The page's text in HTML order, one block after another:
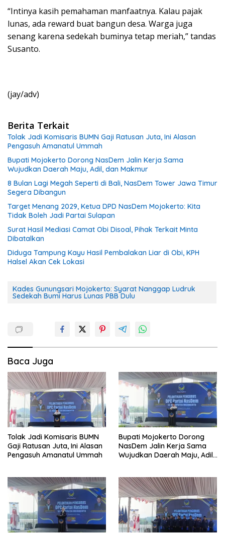
“Intinya kasih pemahaman manfaatnya. Kalau pajak
lunas, ada reward buat bangun desa. Warga juga
senang karena sedekah buminya tetap meriah,” tandas
Susanto.
(jay/adv)
Berita Terkait
Tolak Jadi Komisaris BUMN Gaji Ratusan Juta, Ini Alasan
Pengasuh Amanatul Ummah
Bupati Mojokerto Dorong NasDem Jalin Kerja Sama
Wujudkan Daerah Maju, Adil, dan Makmur
8 Bulan Lagi Megah Seperti di Bali, NasDem Tower Jawa Timur
Segera Dibangun
Target Menang 2029, Ketua DPD NasDem Mojokerto: Kita
Tidak Boleh Jadi Partai Sulapan
Surat Hasil Mediasi Camat Obi Disoal, Pihak Terkait Minta
Dibatalkan
Diduga Tampung Kayu Hasil Pembalakan Liar di Obi, KPH
Halsel Akan Cek Lokasi
Kades Gunungsari Mojokerto: Syarat Nanggap Ludruk
Sedekah Bumi Harus Lunas PBB Dulu
Baca Juga
Tolak Jadi Komisaris BUMN
Gaji Ratusan Juta, Ini Alasan
Pengasuh Amanatul Ummah
Bupati Mojokerto Dorong
NasDem Jalin Kerja Sama
Wujudkan Daerah Maju, Adil,